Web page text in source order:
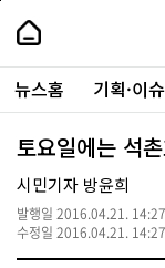
본
로
가
내
손
안
에
서
울
-
서
울
시
대
표
소
주
요
서
뉴스홈 기획·이슈
토요일에는 석
시민기자 방윤희
발행일 2016.04.21. 14:27
수정일 2016.04.21. 14:27
페
상
단
로